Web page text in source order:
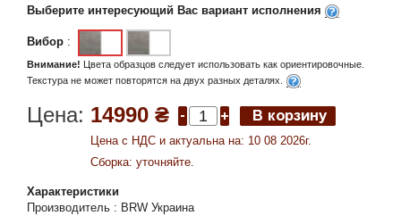
Выберите интересующий Вас вариант исполнения
Вибор :
Внимание! Цвета образцов следует использовать как ориентировочные.
Текстура не может повторятся на двух разных деталях.
Цена: 14990 ₴
Цена c НДС и актуальна на: 10 08 2026г.
Сборка: уточняйте.
Характеристики
Производитель : BRW Украина